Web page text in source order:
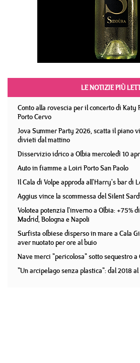
LE NOTIZIE PIÙ
Conto alla rovescia per il concerto di Katy
Porto Cervo
Jova Summer Party 2026, scatta il piano
divieti dal mattino
Disservizio idrico a Olbia mercoledì 10
Auto in fiamme a Loiri Porto San Paolo
Il Cala di Volpe approda all'Harry's bar di
Aggius vince la scommessa del Silent
Volotea potenzia l'inverno a Olbia: +75%
Madrid, Bologna e Napoli
Surfista olbiese disperso in mare a Cala
aver nuotato per ore al buio
Nave merci "pericolosa" sotto sequestro a
"Un arcipelago senza plastica": dal 2018